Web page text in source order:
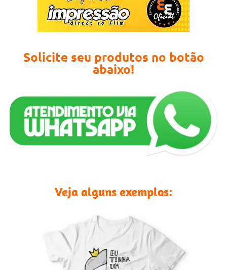
Solicite seu produtos no botão
abaixo!
Veja alguns exemplos: